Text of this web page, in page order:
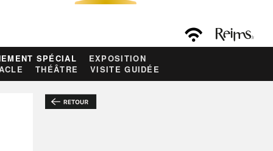
SPÉCIAL
EXPOSITION
THÉÂTRE VISITE GUIDÉE